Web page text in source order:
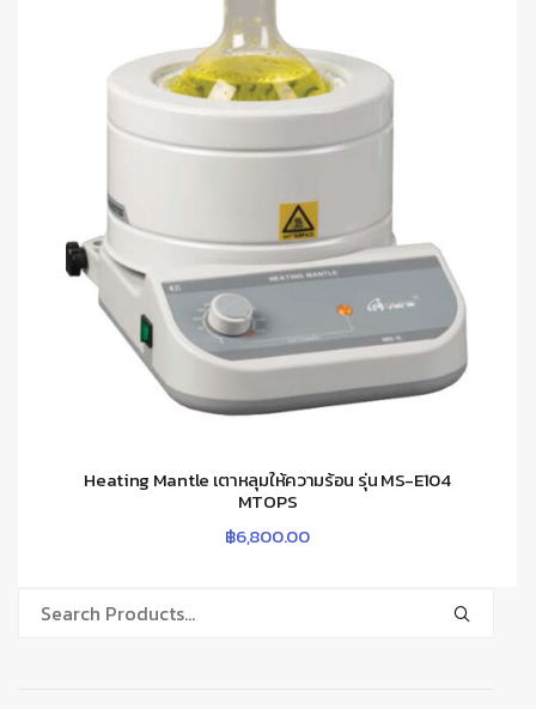
Heating Mantle เตาหลุมให้ความร้อน รุ่น MS-E104
MTOPS
฿6,800.00